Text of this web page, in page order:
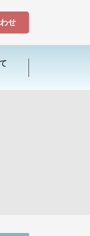
せ